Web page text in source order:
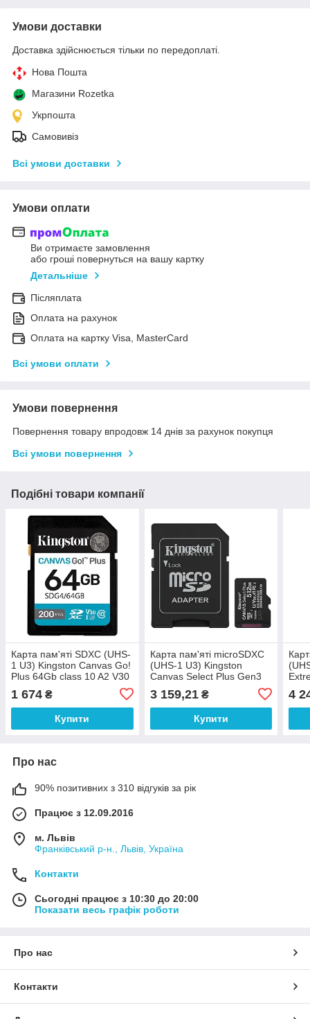
Умови доставки
Доставка здійснюється тільки по передоплаті.
Нова Пошта
Магазини Rozetka
Укрпошта
Самовивіз
Всі умови доставки
Умови оплати
Ви отримаєте замовлення
або гроші повернуться на вашу картку
Детальніше
Післяплата
Оплата на рахунок
Оплата на картку Visa, MasterCard
Всі умови оплати
Умови повернення
Повернення товару впродовж 14 днів за рахунок покупця
Всі умови повернення
Подібні товари компанії
Карта пам'яті SDXC (UHS-
1 U3) Kingston Canvas Go!
Plus 64Gb class 10 A2 V30
1 674 ₴
Купити
Карта пам'яті microSDXC
(UHS-1 U3) Kingston
Canvas Select Plus Gen3
512Gb class 10 А1 V30 (R-
150MB/s) (adapter SD)
3 159,21₴
Купити
4
Про нас
90% позитивних з 310 відгуків за рік
Працює з 12.09.2016
м. Львів
Франківський р-н., Львів, Україна
Контакти
Сьогодні працює з 10:30 до 20:00
Показати весь графік роботи
Про нас
Контакти